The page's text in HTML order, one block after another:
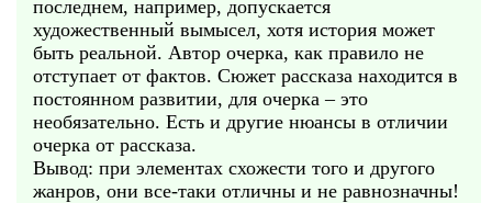
последнем, например, допускается
художественный вымысел, хотя история может
быть реальной. Автор очерка, как правило не
отступает от фактов. Сюжет рассказа находится в
постоянном развитии, для очерка – это
необязательно. Есть и другие нюансы в отличии
очерка от рассказа.
Вывод: при элементах схожести того и другого
жанров, они все-таки отличны и не равнозначны!